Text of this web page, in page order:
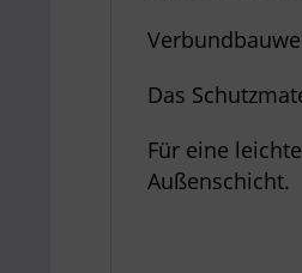
Das
Für eine
Außenschicht.